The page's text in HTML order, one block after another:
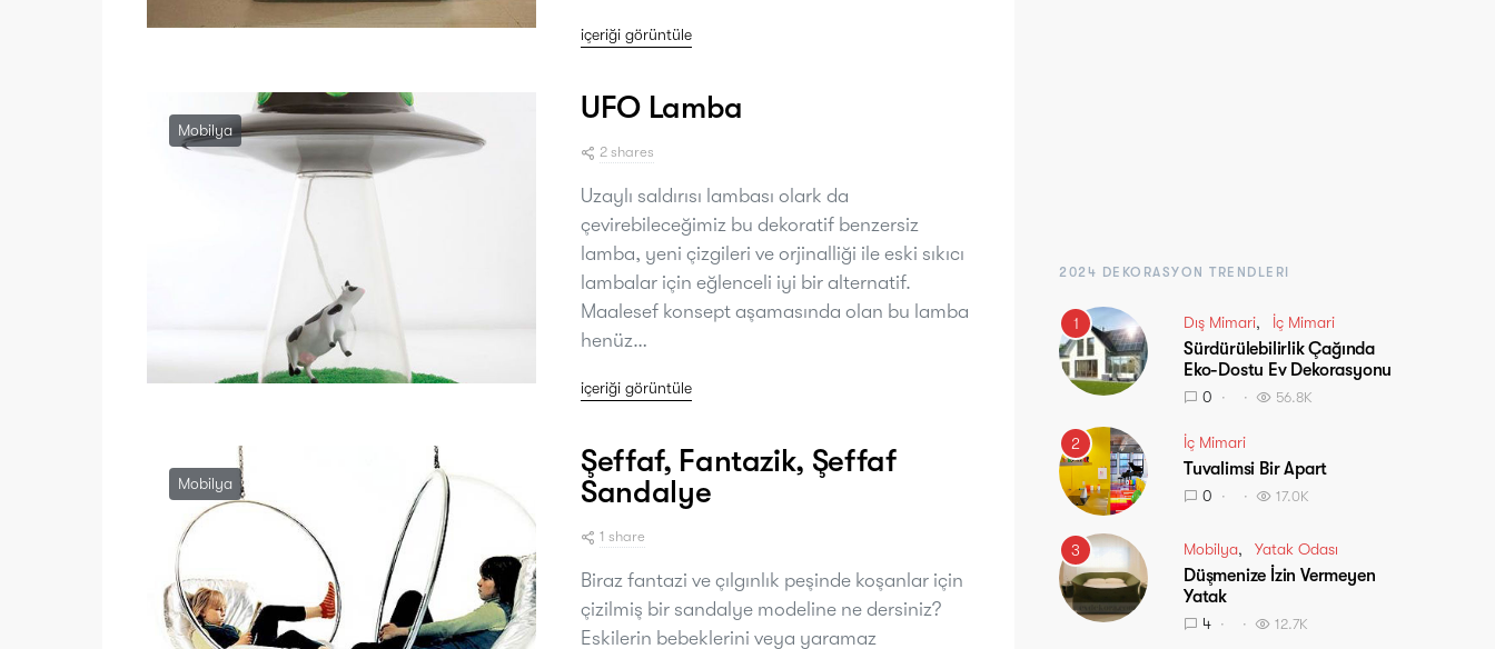
içeriği görüntüle
Mobilya
UFO Lamba
2 shares
Uzaylı saldırısı lambası olark da
çevirebileceğimiz bu dekoratif benzersiz
lamba, yeni çizgileri ve orjinalliği ile eski sıkıcı
lambalar için eğlenceli iyi bir alternatif.
Maalesef konsept aşamasında olan bu lamba
henüz…
içeriği görüntüle
Mobilya
Şeffaf, Fantazik, Şeffaf
Sandalye
1 share
Biraz fantazi ve çılgınlık peşinde koşanlar için
çizilmiş bir sandalye modeline ne dersiniz?
Eskilerin bebeklerini veya yaramaz
2024 DEKORASYON TRENDLERI
1 Dış Mimari İç Mimari
Sürdürülebilirlik Çağında
Eko-Dostu Ev Dekorasyonu
0 56.8K
2 İç Mimari
Tuvalimsi Bir Apart
0 17.0K
3 Mobilya Yatak Odası
Düşmenize İzin Vermeyen
Yatak
4 12.7K